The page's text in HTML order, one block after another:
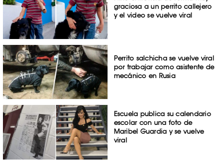
graciosa a un perrito callejero
y el video se vuelve viral
Perrito salchicha se vuelve viral
por trabajar como asistente de
mecánico en Rusia
Escuela publica su calendario
escolar con una foto de
Maribel Guardia y se vuelve
viral